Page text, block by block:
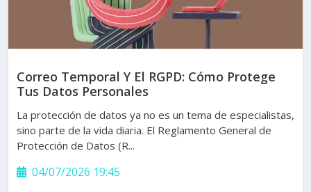
Correo Temporal Y El RGPD: Cómo Protege
Tus Datos Personales
La protección de datos ya no es un tema de especialistas,
sino parte de la vida diaria. El Reglamento General de
Protección de Datos (R...
04/07/2026 19:45